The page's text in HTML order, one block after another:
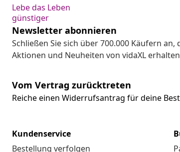
Lebe das Leben
günstiger
Newsletter abonnieren
Schließen Sie sich über 700.000 Käufern
Aktionen und Neuheiten von vidaXL
Vom Vertrag zurücktreten
Reiche einen Widerrufsantrag für deine
Kundenservice
Bestellung verfolgen